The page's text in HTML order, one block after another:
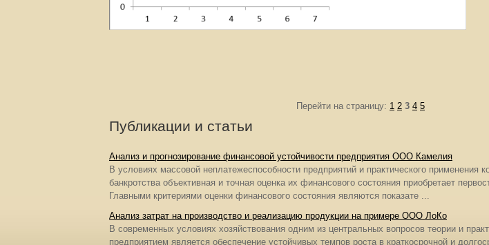
Перейти на страницу: 1 2 3 4 5
Публикации и статьи
Анализ и прогнозирование финансовой устойчивости предприятия ООО Камелия
В условиях массовой неплатежеспособности предприятий и практического применения
банкротства объективная и точная оценка их финансового состояния приобретает
Главными критериями оценки финансового состояния являются показате ...
Анализ затрат на производство и реализацию продукции на примере ООО ЛоКо
В современных условиях хозяйствования одним из центральных вопросов теории и
предприятием является обеспечение устойчивых темпов роста в краткосрочной и